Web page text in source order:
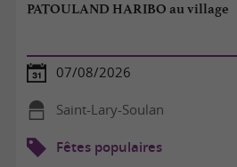
PATOULAND HARIBO au village
07/08/2026
Saint-Lary-Soulan
Fêtes populaires